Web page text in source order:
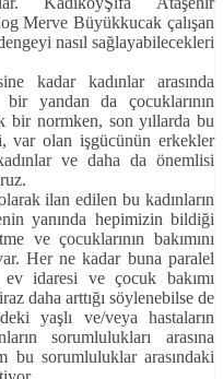
Merve Büyükkucak çalışan
nasıl sağlayabilecekleri
kadar kadınlar arasında
yandan da çocuklarının
bir normken, son yıllarda bu
var olan işgücünün erkekler
ve daha da önemlisi
ilan edilen bu kadınların
yanında hepimizin bildiği
ve çocuklarının bakımını
Her ne kadar buna paralel
idaresi ve çocuk bakımı
daha arttığı söylenebilse de
yaşlı ve/veya hastaların
sorumlulukları arasına
sorumluluklar arasındaki